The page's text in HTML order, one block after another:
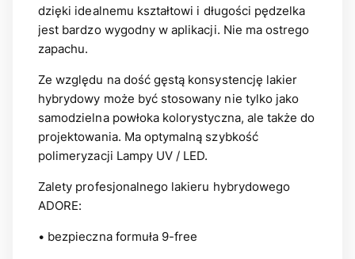
dzięki idealnemu kształtowi i długości pędzelka
jest bardzo wygodny w aplikacji. Nie ma ostrego
zapachu.
Ze względu na dość gęstą konsystencję lakier
hybrydowy może być stosowany nie tylko jako
samodzielna powłoka kolorystyczna, ale także do
projektowania. Ma optymalną szybkość
polimeryzacji Lampy UV / LED.
Zalety profesjonalnego lakieru hybrydowego
ADORE:
• bezpieczna formuła 9-free